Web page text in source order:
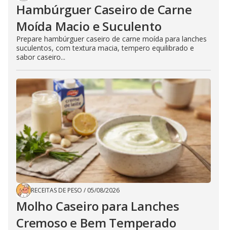
Hambúrguer Caseiro de Carne
Moída Macio e Suculento
Prepare hambúrguer caseiro de carne moída para lanches
suculentos, com textura macia, tempero equilibrado e
sabor caseiro...
RECEITAS DE PESO / 05/08/2026
Molho Caseiro para Lanches
Cremoso e Bem Temperado